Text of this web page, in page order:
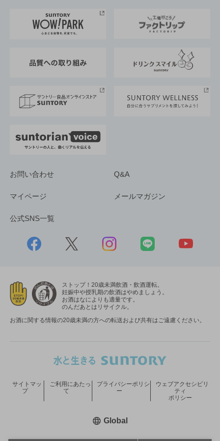
地域情報
サントリーサンバーズ大阪
サントリーが考えるサステナビリティ経営
企業概要
採用情報
お問い合わせ Q&A
マイページ メールマガジン
公式SNS一覧
ストップ！20歳未満飲酒・飲酒運転。
妊娠中や授乳期の飲酒はやめましょう。
お酒はなによりも適量です。
のんだあとはリサイクル。
お酒に関する情報の20歳未満の方への転送および共有はご遠慮ください。
サイトマッ
プ
ご利用にあたっ
て
プライバシーポリシ
ー
ウェブアクセシビリ
ティ
ポリシー
Global新しいウィンドウで開く